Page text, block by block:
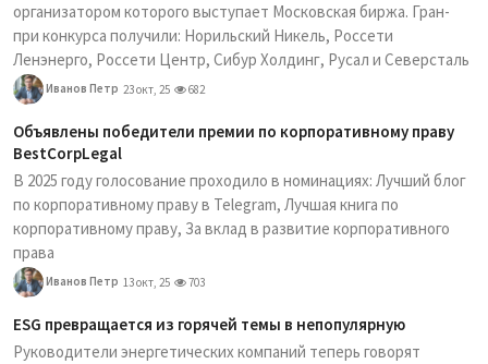
организатором которого выступает Московская биржа. Гран-
при конкурса получили: Норильский Никель, Россети
Ленэнерго, Россети Центр, Сибур Холдинг, Русал и Северсталь
Иванов Петр 23 окт, 25 682
Объявлены победители премии по корпоративному праву
BestCorpLegal
В 2025 году голосование проходило в номинациях: Лучший блог
по корпоративному праву в Telegram, Лучшая книга по
корпоративному праву, За вклад в развитие корпоративного
права
Иванов Петр 13 окт, 25 703
ESG превращается из горячей темы в непопулярную
Руководители энергетических компаний теперь говорят